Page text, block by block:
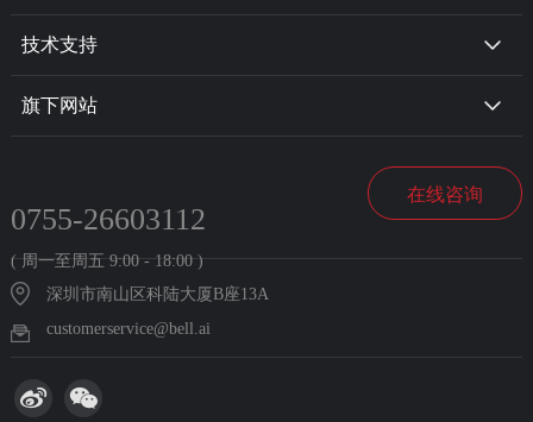
技术支持
旗下网站
0755-26603112
( 周一至周五 9:00 - 18:00 )
在线咨询
深圳市南山区科陆大厦B座13A
customerservice@bell.ai